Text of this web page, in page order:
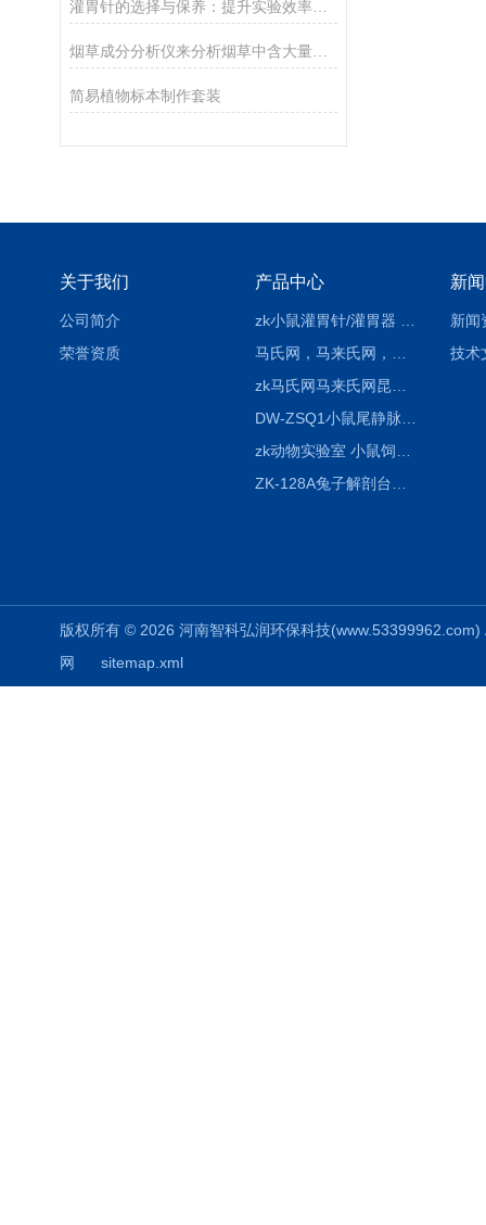
烟草成分分析仪来分析烟草中含大量有害成分的危害
简易植物标本制作套装
关于我们
公司简介
荣誉资质
产品中心 新
新闻
技术
版权所有 © 2026 河南智科弘润环保科技
网
sitemap.xml